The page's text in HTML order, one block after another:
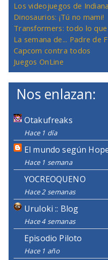
Los videojuegos de
Dinosaurios: ¡Tú no mami!
Transformers: todo lo
La semana de... Padre de
Capcom contra todos
Juegos OnLine
Nos enlazan:
Otakufreaks
Hace 1 día
El mundo según
Hace 1 semana
YOCREOQUENO
Hace 2 semanas
Uruloki :: Blog
Hace 4 semanas
Episodio Piloto
Hace 1 año